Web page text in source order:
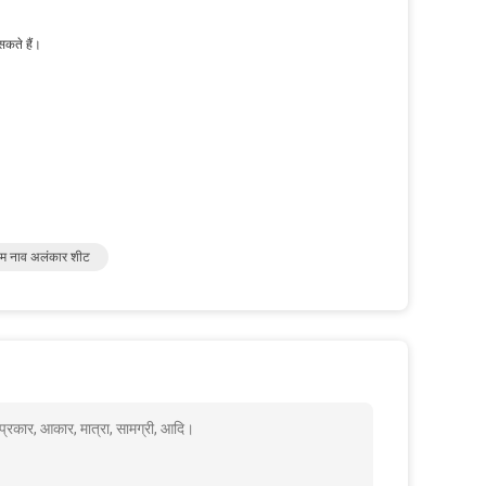
हैं।
नाव अलंकार शीट
आकार, मात्रा, सामग्री, आदि।